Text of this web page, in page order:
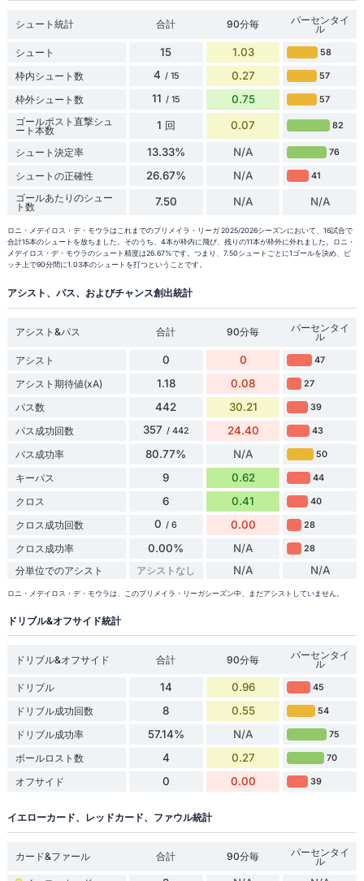
シュート統計 合計 90分毎 パーセンタイ
ル
シュート
15 1.03 58
枠内シュート数 4 / 15 0.27 57
枠外シュート数 11 / 15 0.75 57
ゴールポスト直撃シュ
ート本数 1 回 0.07 82
シュート決定率 13.33% N/A 76
シュートの正確性 26.67% N/A 41
ゴールあたりのシュー
ト数 7.50 N/A N/A
ロニ・メデイロス・デ・モウラはこれまでのプリメイラ・リーガ 2025/2026シーズンにおいて、16試合で
合計15本のシュートを放ちました。そのうち、4本が枠内に飛び、残りの11本が枠外に外れました。ロニ・
メデイロス・デ・モウラのシュート精度は26.67%です。つまり、7.50シュートごとに1ゴールを決め、ピ
ッチ上で90分間に1.03本のシュートを打つということです。
アシスト、パス、およびチャンス創出統計
アシスト&パス 合計 90分毎 パーセンタイ
ル
アシスト
0 0 47
アシスト期待値(xA) 1.18 0.08 27
パス数 442 30.21 39
パス成功回数 357 / 442 24.40 43
パス成功率 80.77% N/A 50
キーパス 9 0.62 44
クロス 6 0.41 40
クロス成功回数 0 / 6 0.00 28
クロス成功率 0.00% N/A 28
分単位でのアシスト アシストなし N/A N/A
ロニ・メデイロス・デ・モウラは、このプリメイラ・リーガシーズン中、まだアシストしていません。
ドリブル&オフサイド統計
ドリブル&オフサイド 合計 90分毎 パーセンタイ
ル
ドリブル
14 0.96 45
ドリブル成功回数 8 0.55 54
ドリブル成功率 57.14% N/A 75
ボールロスト数 4 0.27 70
オフサイド 0 0.00 39
イエローカード、レッドカード、ファウル統計
カード&ファール 合計 90分毎 パーセンタイ
ル